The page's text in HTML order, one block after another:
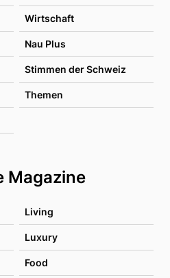
Wirtschaft
Nau Plus
Stimmen der Schweiz
Themen
Magazine
Living
Luxury
Food